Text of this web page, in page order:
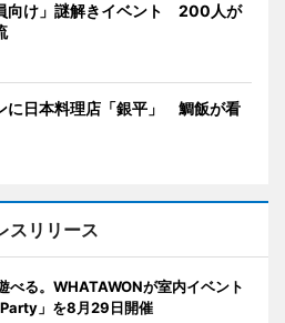
向け」謎解きイベント 200人が
に日本料理店「銀平」 鯛飯が看
スリリース
べる。WHATAWONが室内イベント
Party」を8月29日開催